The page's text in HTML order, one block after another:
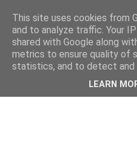
This site uses cookies from
and to analyze traffic. Your
shared with Google along
metrics to ensure quality of
statistics, and to detect and
LEARN